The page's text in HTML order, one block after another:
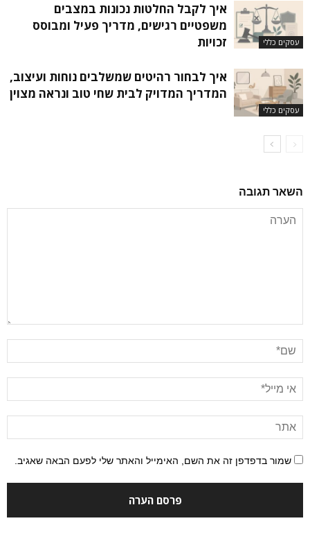
עסקים כללי
איך לקבל החלטות נכונות במצבים
משפטיים רגישים, מדריך פעיל ומבוסס
זכויות
עסקים כללי
איך לבחור רהיטים שמשלבים נוחות ועיצוב,
המדריך המדויק לבית שחי טוב ונראה מצוין
השאר תגובה
שמור בדפדפן זה את השם, האימייל והאתר שלי לפעם הבאה שאגיב.